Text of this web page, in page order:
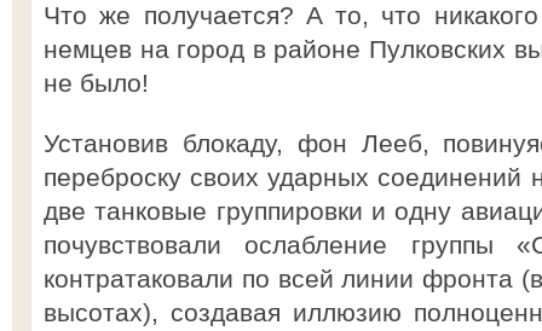
Что же получается? А то, что
немцев на город в районе Пулковских
не было!
Установив блокаду, фон Лееб,
переброску своих ударных соединений
две танковые группировки и одну
почувствовали ослабление группы
контратаковали по всей линии фронта
высотах), создавая иллюзию